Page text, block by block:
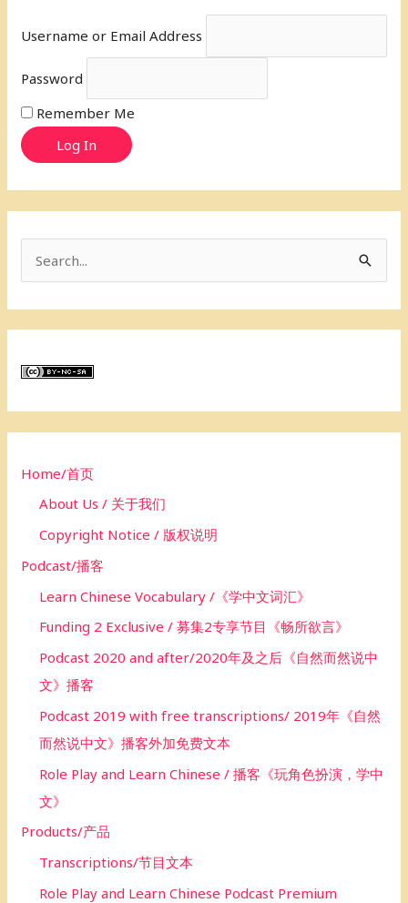
Username or Email Address
Password
Remember Me
Log In
c
rHome/首页
About Us / 关于我们
Copyright Notice / 版权说明
Podcast/播客
Learn Chinese Vocabulary /《学中文词汇》
Funding 2 Exclusive / 募集2专享节目《畅所欲言》
Podcast 2020 and after/2020年及之后《自然而然说中
文》播客
Podcast 2019 with free transcriptions/ 2019年《自然
而然说中文》播客外加免费文本
Role Play and Learn Chinese / 播客《玩角色扮演，学中
文》
Products/产品
Transcriptions/节目文本
Role Play and Learn Chinese Podcast Premium